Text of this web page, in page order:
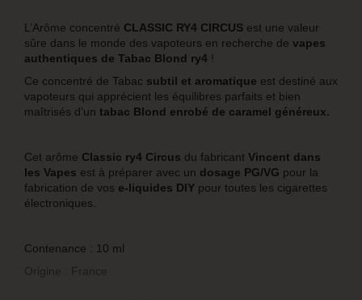
L’Arôme concentré CLASSIC RY4 CIRCUS est une valeur
sûre dans le monde des vapoteurs en recherche de vapes
authentiques de Tabac Blond ry4 !
Ce concentré de Tabac subtil et aromatique est destiné aux
vapoteurs qui apprécient les équilibres parfaits et bien
maîtrisés d’un tabac Blond enrobé de caramel généreux.
Cet arôme Classic ry4 Circus du fabricant Vincent dans
les Vapes est à préparer avec un dosage PG/VG pour la
fabrication de vos e-liquides DIY pour toutes les cigarettes
électroniques.
Contenance : 10 ml
Origine : France